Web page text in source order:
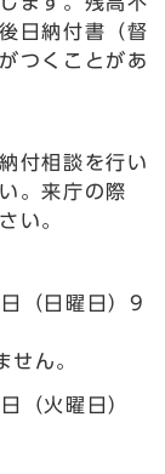
日納付書（督
つくことがあ
付相談を行い
。来庁の際
い。
（日曜日）9
ん。
（火曜日）